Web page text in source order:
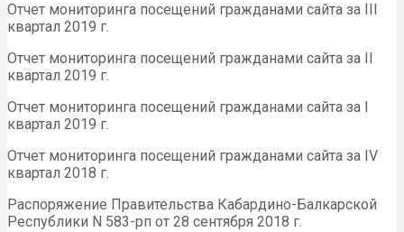
Отчет мониторинга посещений гражданами сайта за III
квартал 2019 г.
Отчет мониторинга посещений гражданами сайта за II
квартал 2019 г.
Отчет мониторинга посещений гражданами сайта за I
квартал 2019 г.
Отчет мониторинга посещений гражданами сайта за IV
квартал 2018 г.
Распоряжение Правительства Кабардино-Балкарской
Республики N 583-рп от 28 сентября 2018 г.